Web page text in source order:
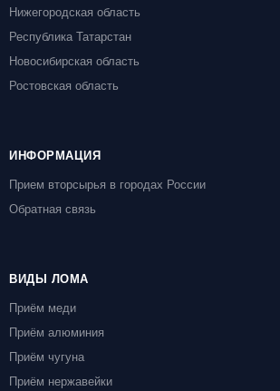
Нижегородская область
Республика Татарстан
Новосибирская область
Ростовская область
ИНФОРМАЦИЯ
Прием вторсырья в городах России
Обратная связь
ВИДЫ ЛОМА
Приём меди
Приём алюминия
Приём чугуна
Приём нержавейки